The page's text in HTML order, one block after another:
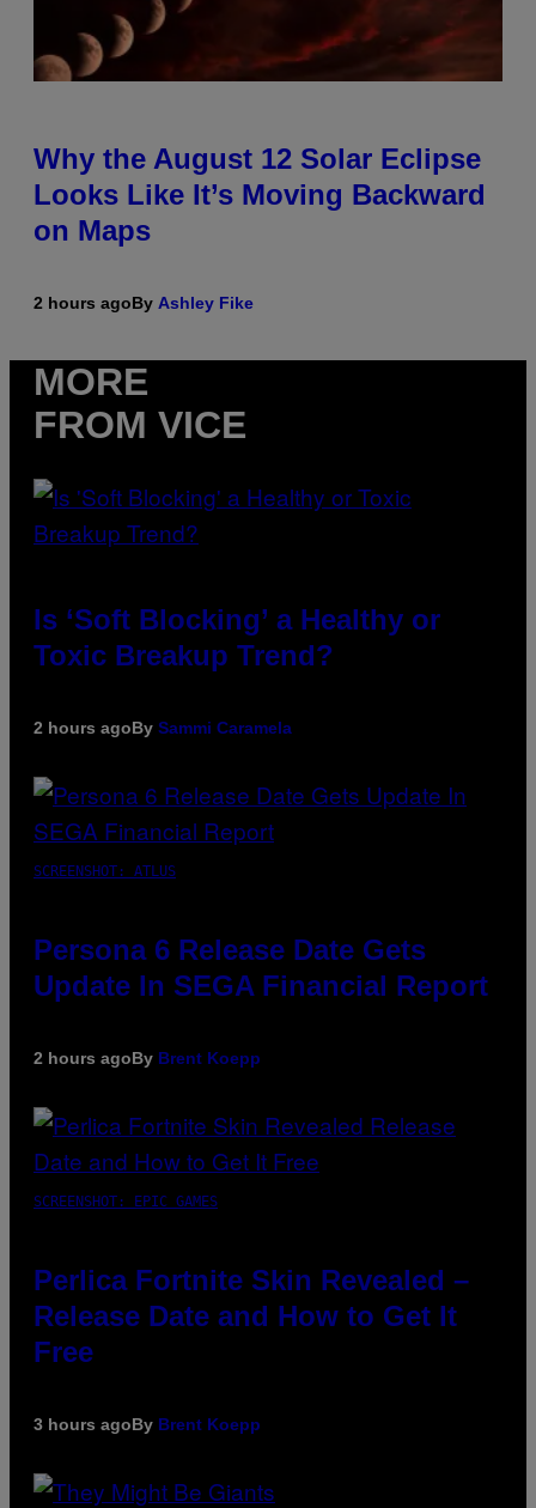
Why the August 12 Solar Eclipse
Looks Like It’s Moving Backward
on Maps
2 hours agoBy Ashley Fike
MORE
FROM VICE
Is ‘Soft Blocking’ a Healthy or
Toxic Breakup Trend?
2 hours agoBy Sammi Caramela
SCREENSHOT: ATLUS
Persona 6 Release Date Gets
Update In SEGA Financial Report
2 hours agoBy Brent Koepp
SCREENSHOT: EPIC GAMES
Perlica Fortnite Skin Revealed –
Release Date and How to Get It
Free
3 hours agoBy Brent Koepp